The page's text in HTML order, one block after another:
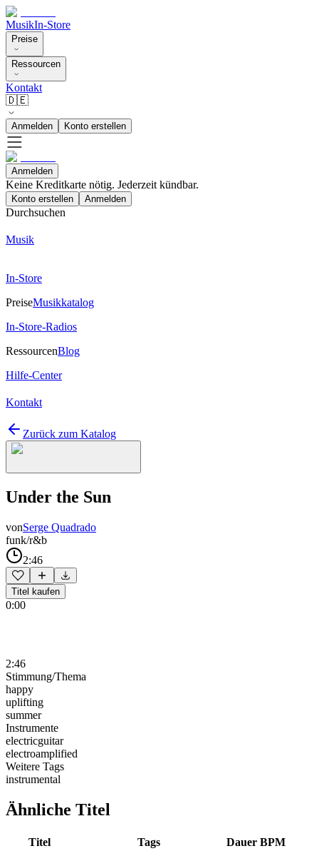
MusikIn-Store
Preise
Ressourcen
Kontakt
🇩🇪
Anmelden Konto erstellen
Anmelden
Keine Kreditkarte nötig. Jederzeit kündbar.
Konto erstellen Anmelden
Durchsuchen
Musik
In-Store
PreiseMusikkatalog
In-Store-Radios
RessourcenBlog
Hilfe-Center
Kontakt
Zurück zum Katalog
Under the Sun
vonSerge Quadrado
funk/r&b
2:46
Titel kaufen
0:00
2:46
Stimmung/Thema
happy
uplifting
summer
Instrumente
electricguitar
electroamplified
Weitere Tags
instrumental
Ähnliche Titel
Titel Tags Dauer BPM